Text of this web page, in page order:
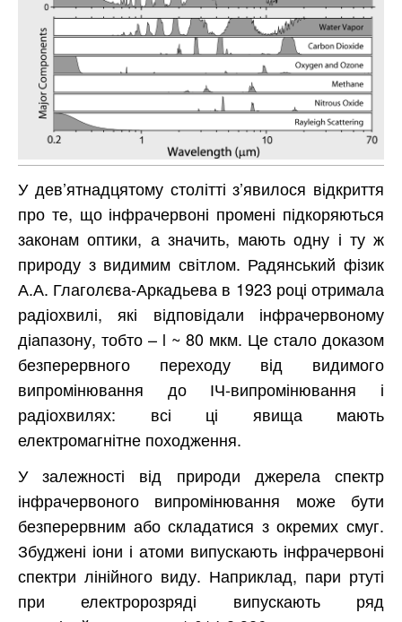
У дев’ятнадцятому столітті з’явилося відкриття
про те, що інфрачервоні промені підкоряються
законам оптики, а значить, мають одну і ту ж
природу з видимим світлом. Радянський фізик
А.А. Глаголєва-Аркадьева в 1923 році отримала
радіохвилі, які відповідали інфрачервоному
діапазону, тобто – l ~ 80 мкм. Це стало доказом
безперервного переходу від видимого
випромінювання до ІЧ-випромінювання і
радіохвилях: всі ці явища мають
електромагнітне походження.
У залежності від природи джерела спектр
інфрачервоного випромінювання може бути
безперервним або складатися з окремих смуг.
Збуджені іони і атоми випускають інфрачервоні
спектри лінійного виду. Наприклад, пари ртуті
при електророзряді випускають ряд